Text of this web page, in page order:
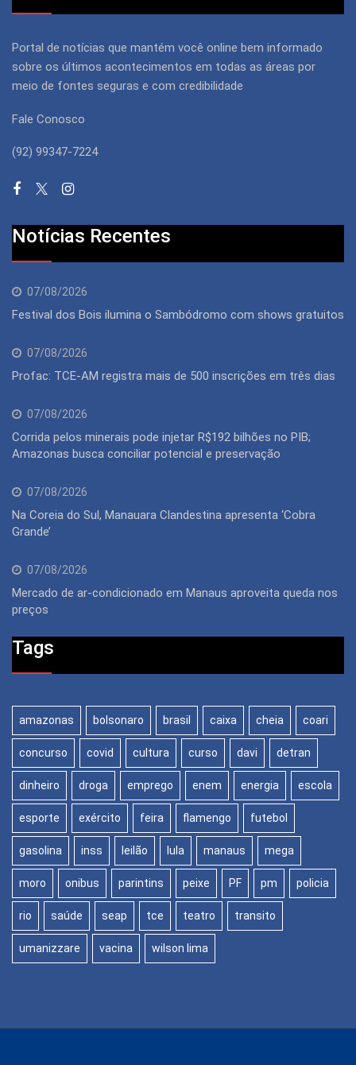
Portal de notícias que mantém você online bem informado
sobre os últimos acontecimentos em todas as áreas por
meio de fontes seguras e com credibilidade
Fale Conosco
(92) 99347-7224
Notícias Recentes
07/08/2026
Festival dos Bois ilumina o Sambódromo com shows gratuitos
07/08/2026
Profac: TCE-AM registra mais de 500 inscrições em três dias
07/08/2026
Corrida pelos minerais pode injetar R$192 bilhões no PIB;
Amazonas busca conciliar potencial e preservação
07/08/2026
Na Coreia do Sul, Manauara Clandestina apresenta ‘Cobra
Grande’
07/08/2026
Mercado de ar-condicionado em Manaus aproveita queda nos
preços
Tags
amazonas bolsonaro brasil caixa cheia coari
concurso covid cultura curso davi detran
dinheiro droga emprego enem energia escola
esporte exército feira flamengo futebol
gasolina inss leilão lula manaus mega
moro onibus parintins peixe PF pm policia
rio saúde seap tce teatro transito
umanizzare vacina wilson lima